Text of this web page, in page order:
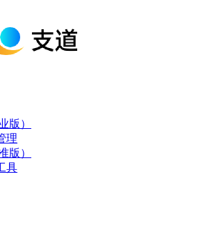
版）
理
版）
具